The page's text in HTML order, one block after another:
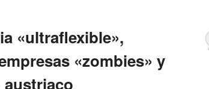
«ultraflexible»,
«zombies» y